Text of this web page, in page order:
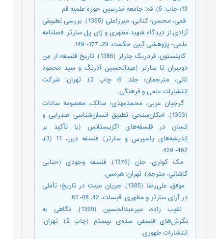
13؛ چاپ: 5). قم: جامعه مدرسین حوزه علمیه قم
­ قمی، محسن؛ کتابی، میرزاعلی (1395). بررسی تطبیقی
آزادی از دیدگاه شهید مطهری و ژان پل سارتر. فصلنامه
علمی- پژوهشی آیین حکمت، 29، 177- 149.
­ کاپلستون، فردریک چارلز (1386). تاریخ فلسفه؛ از مِن
دوبیران تا سارتر (عبدالحسین آذرنگ و سید محمود
ثانی، مترجمان؛ جلد: 9؛ چاپ 2). تهران: شرکت
انتشارات علمی و فرهنگی.
­ گرجیان عربی، محمدمهدی؛ سالک، معصومه سادات
(1393). امکان‌سنجی تطبیق انسان‌شناسی صدرایی و
انسان در فلسفه‌های اگزیستانس (با تأکید بر
اندیشه‌های یاسپرس و سارتر). فلسفه دین، 11 (3)،
462- 429.
­ مک کواری، جان (1376). فلسفه وجودی (حنایی
کاشانی، مترجم). تهران: هرمس.
­ موفق، علی‌رضا (1385). جریان علیت در تاریخ؛ تأملی
در آرای سارتر و مطهری. قبسات، 42، 88- 61.
­ نقیب زاده، میرعبدالحسین (1390). نگاهی به
نگرش‌های فلسفی سده‌ی بیستم (چاپ 2). تهران:
انتشارات طهوری.